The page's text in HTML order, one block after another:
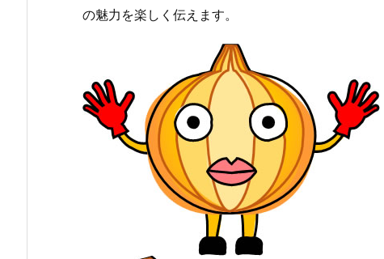
の魅力を楽しく伝えます。